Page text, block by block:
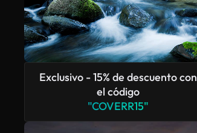
Exclusivo - 15% de descuento con
el código
"COVERR15"